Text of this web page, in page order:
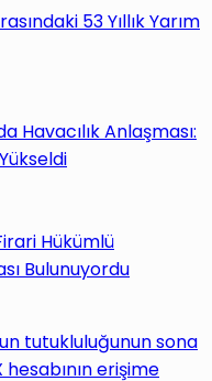
53 Yıllık Yarım
Havacılık Anlaşması:
Hükümlü
Bulunuyordu
tutukluluğunun sona
erişime